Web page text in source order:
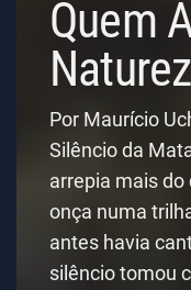
Quem
Por Maurício
Silêncio da
arrepia mais
onça numa
antes havia
silêncio tomou